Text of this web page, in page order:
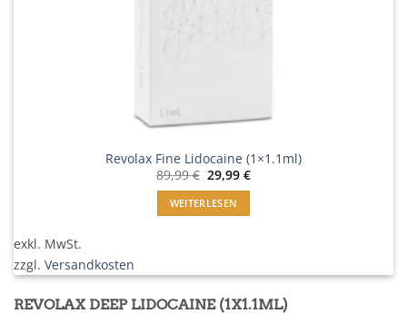
Revolax Fine Lidocaine (1×1.1ml)
89,99€ Ursprünglicher
Preis
war:
89,99 €
29,99€Aktueller
WEITERLESEN
exkl. MwSt.
zzgl. Versandkosten
REVOLAX DEEP LIDOCAINE (1X1.1ML)